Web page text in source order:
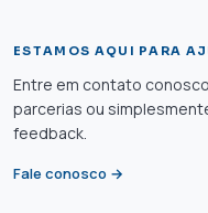
ESTAMOS AQUI PARA
Entre em contato
parcerias ou
feedback.
Fale conosco →